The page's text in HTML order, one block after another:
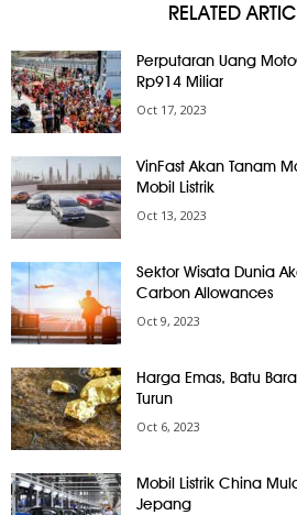
RELATED
Perputaran Uang
Rp914 Miliar
Oct 17, 2023
VinFast Akan Tanam
Mobil Listrik
Oct 13, 2023
Sektor Wisata Dunia
Carbon Allowances
Oct 9, 2023
Harga Emas, Batu
Turun
Oct 6, 2023
Mobil Listrik China
Jepang